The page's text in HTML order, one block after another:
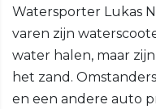
Watersporter Lukas
varen zijn
water halen, maar
het zand.
en een andere auto